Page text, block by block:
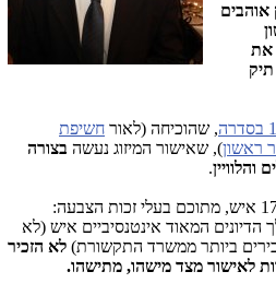
אוהבים
את
, שהוכיחה (לאור חשיפת
ראשון), שאישור המיזוג נעשה בצורה
.
איש לא התנגד, כולם (היו בדיון 17 איש, מתוכם בעלי זכות הצבעה:
הדיונים המאוד אינטנסיביים איש (לא
לא הזכיר
לאישור מצד מישהו, מתישהו.